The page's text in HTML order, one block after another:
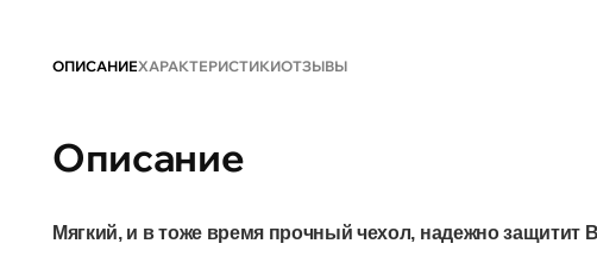
ОПИСАНИЕХАРАКТЕРИСТИКИОТЗЫВЫ
Описание
Мягкий, и в тоже время прочный чехол, надежно